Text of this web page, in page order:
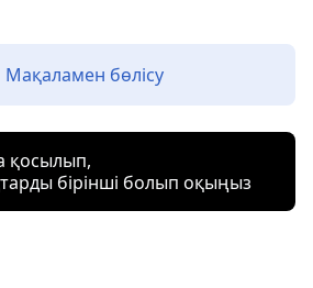
Мақаламен бөлісу
қосылып,
бірінші болып оқыңыз